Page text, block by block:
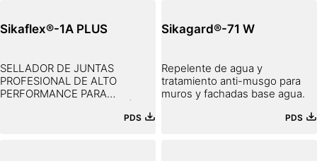
Sikaflex®-1A PLUS
SELLADOR DE JUNTAS
PROFESIONAL DE ALTO
PERFORMANCE PARA
PDS
Sikagard®-71 W
Repelente de agua y
tratamiento anti-musgo para
muros y fachadas base agua.
PDS